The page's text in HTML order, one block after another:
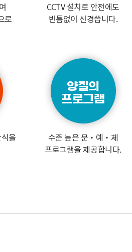
로
CCTV 설치로 안전에도
빈틈없이 신경씁니다.
을
양질의
프로그램
수준 높은 문‧예‧체
프로그램을 제공합니다.